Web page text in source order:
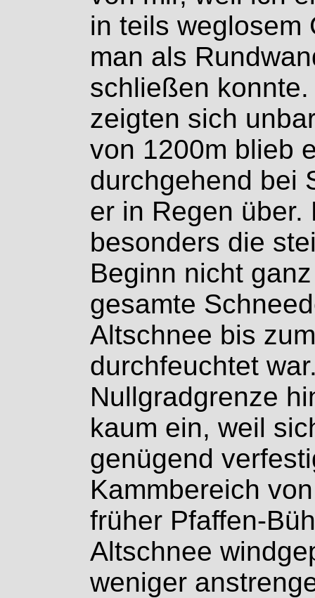
in teils weglosem
man als
schließen
zeigten sich
von 1200m blieb
durchgehend bei
er in Regen über.
besonders die
Beginn nicht
gesamte
Altschnee bis
durchfeuchtet
Nullgradgrenze
kaum ein, weil
genügend
Kammbereich
früher Pfaffen-
Altschnee
weniger